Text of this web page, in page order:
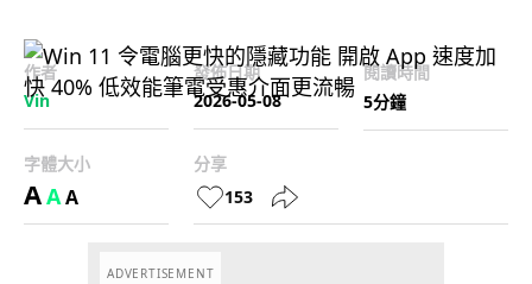
作者
Vin
發佈日期
2026-05-08
閱讀時間
5分鐘
字體大小
AAA
分享
153
ADVERTISEMENT